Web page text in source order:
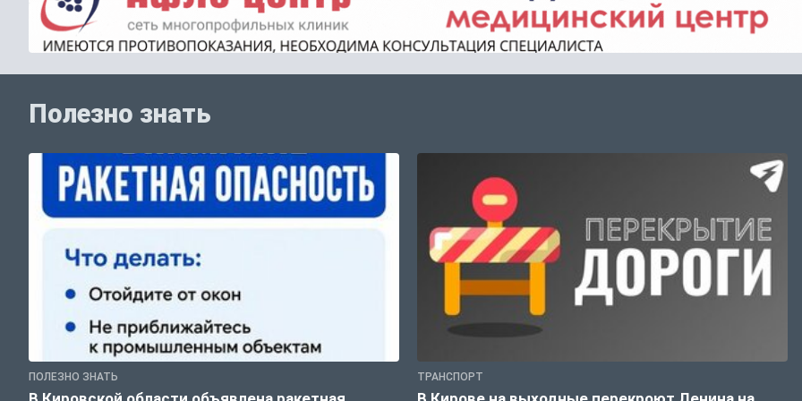
Полезно знать
ПОЛЕЗНО ЗНАТЬ ТРАНСПОРТ